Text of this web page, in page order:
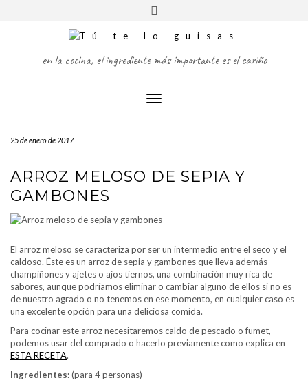
FOLLOW
US
FACEBOOK
TWITTER
INSTAGRAM
cabecera
en la cocina, el ingrediente más importante es el cariño
Cambiar
modo
25 de enero de 2017
ARROZ MELOSO DE SEPIA Y
GAMBONES
El arroz meloso se caracteriza por ser un intermedio entre el seco y el
caldoso. Éste es un arroz de sepia y gambones que lleva además
champiñones y ajetes o ajos tiernos, una combinación muy rica de
sabores, aunque podríamos eliminar o cambiar alguno de ellos si no es
de nuestro agrado o no tenemos en ese momento, en cualquier caso es
una excelente opción para una deliciosa comida.
Para cocinar este arroz necesitaremos caldo de pescado o fumet,
podemos usar del comprado o hacerlo previamente como explica en
ESTA RECETA.
Ingredientes:(para 4 personas)